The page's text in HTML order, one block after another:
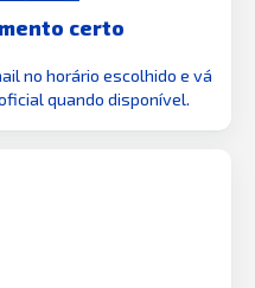
certo
no horário escolhido e vá
quando disponível.